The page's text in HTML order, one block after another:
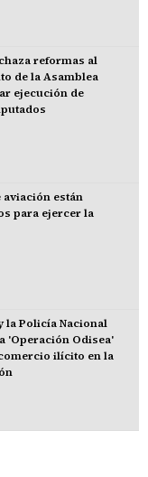
reformas al
de la Asamblea
ejecución de
aviación están
para ejercer la
la Policía Nacional
'Operación Odisea'
ilícito en la